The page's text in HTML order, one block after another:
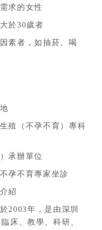
求的女性
於30歲者
素者，如抽菸、喝
殖（不孕不育）專科
承辦單位
孕不育專家坐診
紹
2003年，是由深圳
床、教學、科研、